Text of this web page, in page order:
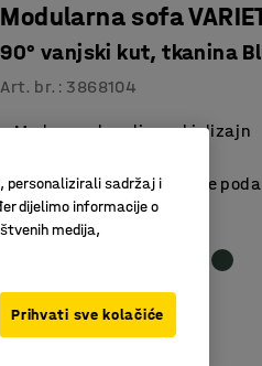
Modularna sofa
90° vanjski kut, tkanina
Art. br. : 3868104
Moderan skandinavski dizajn
Noge olakšavaju čišćenje poda
Boja:Tamno smeđa
2.987,00 KM
personalizirali sadržaj i
dijelimo informacije o
medija,
Prihvati sve kolačiće